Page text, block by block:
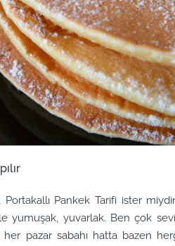
Portakallı Pankek Tarifi ister
yumuşak, yuvarlak. Ben çok
pazar sabahı hatta bazen